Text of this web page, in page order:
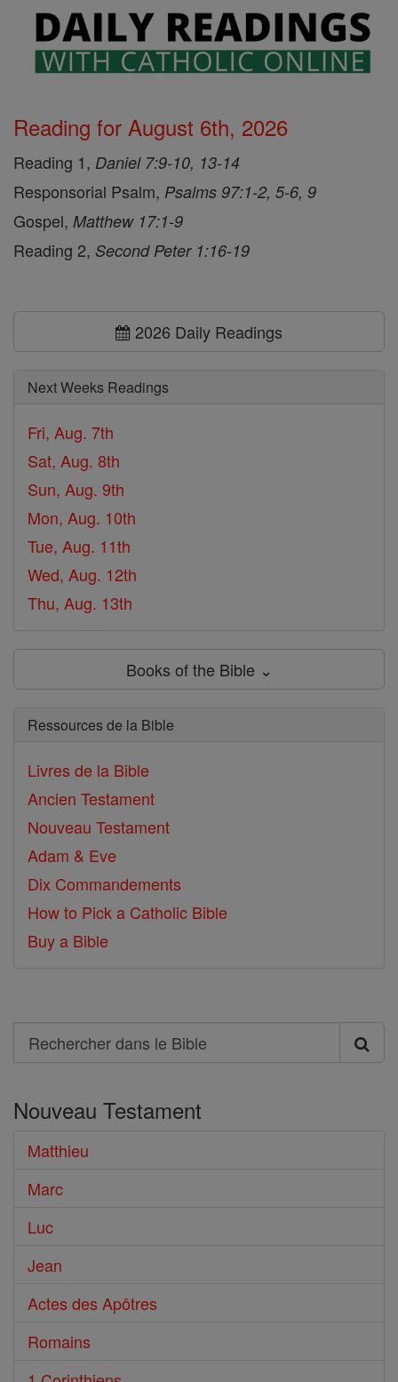
Reading for August 6th, 2026
Reading 1, Daniel 7:9-10, 13-14
Responsorial Psalm, Psalms 97:1-2, 5-6, 9
Gospel, Matthew 17:1-9
Reading 2, Second Peter 1:16-19
2026 Daily Readings
Next Weeks Readings
Fri, Aug. 7th
Sat, Aug. 8th
Sun, Aug. 9th
Mon, Aug. 10th
Tue, Aug. 11th
Wed, Aug. 12th
Thu, Aug. 13th
Books of the Bible ⌄
Ressources de la Bible
Livres de la Bible
Ancien Testament
Nouveau Testament
Adam & Eve
Dix Commandements
How to Pick a Catholic Bible
Buy a Bible
Search
Rechercher
le
Bible
Nouveau Testament
Matthieu
Marc
Luc
Jean
Actes des Apôtres
Romains